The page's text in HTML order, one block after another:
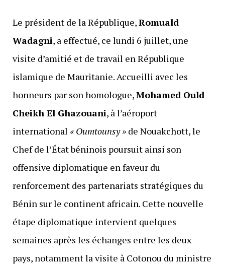
Le président de la République,Romuald
Wadagni, a effectué, ce lundi 6 juillet, une
visite d’amitié et de travail en République
islamique de Mauritanie. Accueilli avec les
honneurs par son homologue,Mohamed Ould
Cheikh El Ghazouani, à l’aéroport
international « Oumtounsy »de Nouakchott, le
Chef de l’État béninois poursuit ainsi son
offensive diplomatique en faveur du
renforcement des partenariats stratégiques du
Bénin sur le continent africain. Cette nouvelle
étape diplomatique intervient quelques
semaines après les échanges entre les deux
pays, notamment la visite à Cotonou du ministre